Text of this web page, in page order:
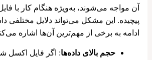
آن مواجه می‌شوند، به‌ویژه هنگام کار با
پیچیده. این مشکل می‌تواند دلایل مختلفی
ادامه به برخی از مهم‌ترین آن‌ها اشاره
حجم بالای داده‌ها: اگر فایل اکسل